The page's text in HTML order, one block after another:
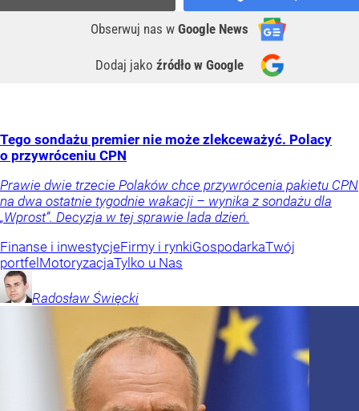
Obserwuj nas w Google News
Dodaj jako źródło w Google
Tego sondażu premier nie może zlekceważyć. Polacy
o przywróceniu CPN
Prawie dwie trzecie Polaków chce przywrócenia pakietu CPN
na dwa ostatnie tygodnie wakacji – wynika z sondażu dla
„Wprost”. Decyzja w tej sprawie lada dzień.
Finanse i inwestycjeFirmy i rynkiGospodarkaTwój
portfel MotoryzacjaTylko u Nas
Radosław Święcki